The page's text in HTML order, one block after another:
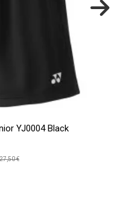
YJ0004 Black
27,50 €